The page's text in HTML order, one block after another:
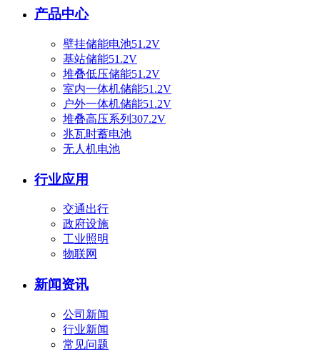
产品中心
壁挂储能电池51.2V
基站储能51.2V
堆叠低压储能51.2V
室内一体机储能51.2V
户外一体机储能51.2V
堆叠高压系列307.2V
兆瓦时蓄电池
无人机电池
行业应用
交通出行
政府设施
工业照明
物联网
新闻资讯
公司新闻
行业新闻
常见问题